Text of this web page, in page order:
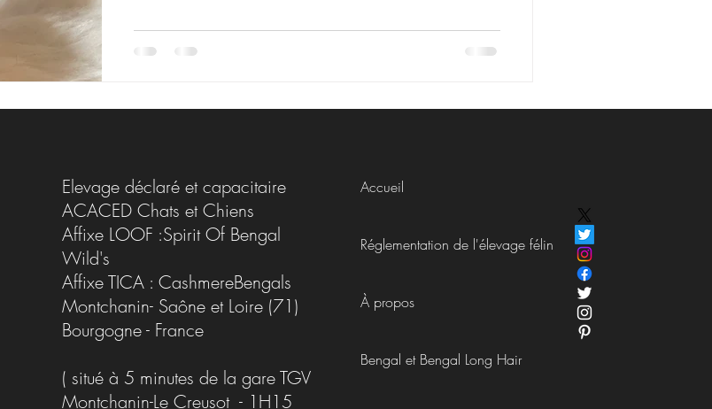
Elevage déclaré et capacitaire
ACACED Chats et Chiens
Affixe LOOF :Spirit Of Bengal
Wild's
Affixe TICA : CashmereBengals
Montchanin- Saône et Loire (71)
Bourgogne - France
( situé à 5 minutes de la gare TGV
Montchanin-Le Creusot - 1H15
Accueil
Réglementation de l'élevage félin
À propos
Bengal et Bengal Long Hair